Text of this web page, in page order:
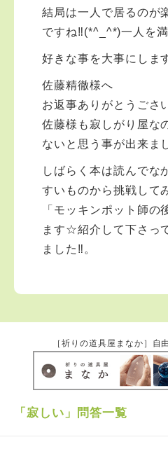
結局は一人で居るのが
ですね‼︎(*^_^*)一人を
好きな事を大事にしま
佐藤精徹様へ
お返事ありがとうごさ
佐藤様も寂しがり屋な
ないと思う事が出来ま
しばらく本は読んでな
すいものから挑戦して
「モッキンポット師の
ます☆紹介して下さっ
ました‼︎。
［祈りの道具屋まなか］自
「寂しい」問答一覧